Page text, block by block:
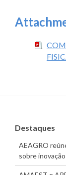
Destaques
AEAGRO
sobre